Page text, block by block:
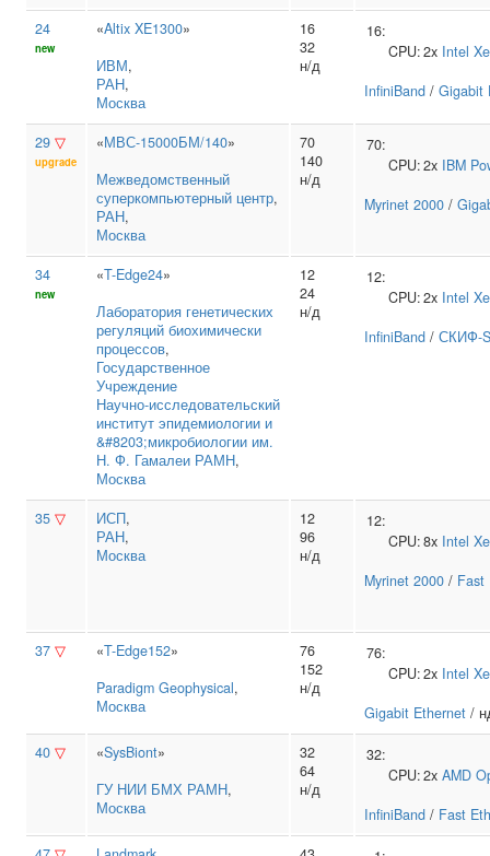
24
new
«Altix XE1300»
ИВМ,
РАН,
Москва
16
32
н/д
16:
CPU:2x Intel
InfiniBand / Gigabit
29 ▽
upgrade
«МВС-15000БМ/140»
Межведомственный
суперкомпьютерный центр,
РАН,
Москва
70
140
н/д
70:
CPU:2x IBM
Myrinet 2000 /
34
new
«T-Edge24»
Лаборатория генетических
регуляций биохимически
процессов,
Государственное
Учреждение
Научно‑исследовательский
институт эпидемиологии и
&#8203;микробиологии им.
Н. Ф. Гамалеи РАМН,
Москва
12
24
н/д
12:
CPU:2x Intel
InfiniBand / СКИФ-
35 ▽ ИСП,
РАН,
Москва
12
96
н/д
12:
CPU:8x Intel
Myrinet 2000 / Fast
37 ▽ «T-Edge152»
Paradigm Geophysical,
Москва
76
152
н/д
76:
CPU:2x Intel
Gigabit Ethernet /
40 ▽ «SysBiont»
ГУ НИИ БМХ РАМН,
Москва
32
64
н/д
32:
CPU:2x AMD
InfiniBand / Fast